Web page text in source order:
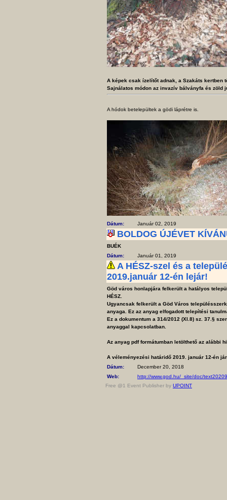
A képek csak ízelítőt adnak, a Szakáts kertben
Sajnálatos módon az invazív bálványfa és zöld
A hódok betelepültek a gödi láprétre is.
Dátum: Január 02, 2019
BOLDOG ÚJÉVET
BUÉK
Dátum:
Január 01, 2019
A HÉSZ-szel és a
2019.január 12-én lejár!
Göd város honlapjára felkerült a hatályos
HÉSZ.
Ugyancsak felkerült a Göd Város
anyaga. Ez az anyag elfogadott telepítési
Ez a dokumentum a 314/2012 (XI.8) sz. 37.§
anyaggal kapcsolatban.
Az anyag pdf formátumban letölthető az alábbi
A véleményezési határidő 2019. január 12-én
Dátum:
December 20, 2018
Web:
http://www.god.hu/_site/doc/
Free @1 Event Publisher by UPOINT